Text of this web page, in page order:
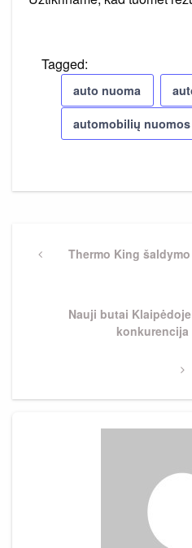
Tagged:
auto nuoma
automobilių
tarpPreviousThermo King
Nauji butai
konkurencija